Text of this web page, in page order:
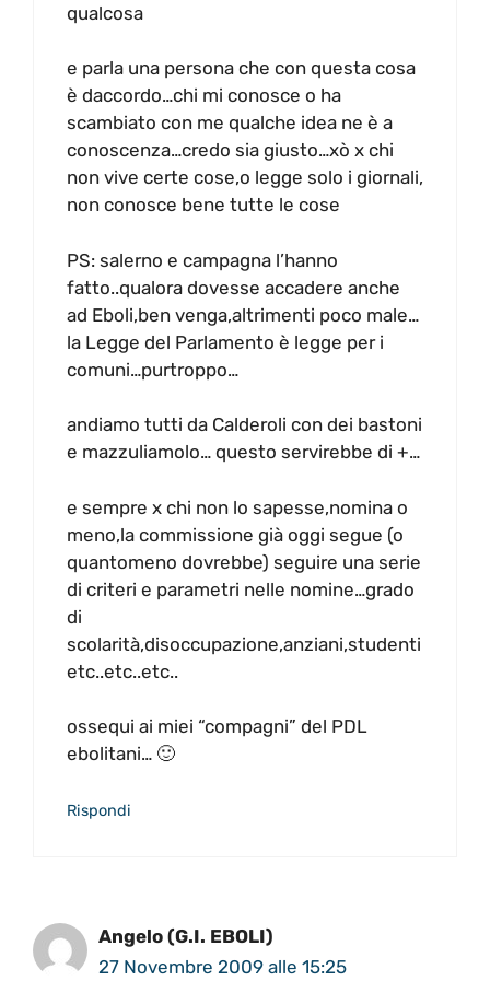
qualcosa
e parla una persona che con questa cosa
è daccordo…chi mi conosce o ha
scambiato con me qualche idea ne è a
conoscenza…credo sia giusto…xò x chi
non vive certe cose,o legge solo i giornali,
non conosce bene tutte le cose
PS: salerno e campagna l’hanno
fatto..qualora dovesse accadere anche
ad Eboli,ben venga,altrimenti poco male…
la Legge del Parlamento è legge per i
comuni…purtroppo…
andiamo tutti da Calderoli con dei bastoni
e mazzuliamolo… questo servirebbe di +…
e sempre x chi non lo sapesse,nomina o
meno,la commissione già oggi segue (o
quantomeno dovrebbe) seguire una serie
di criteri e parametri nelle nomine…grado
di
scolarità,disoccupazione,anziani,studenti
etc..etc..etc..
ossequi ai miei “compagni” del PDL
ebolitani… 🙂
Rispondi
Angelo (G.I. EBOLI)
27 Novembre 2009 alle 15:25